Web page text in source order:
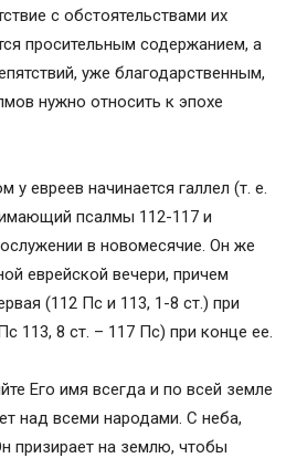
с обстоятельствами их
просительным содержанием, а
уже благодарственным,
нужно относить к эпохе
евреев начинается галлел (т. е.
псалмы 112-117 и
в новомесячие. Он же
еврейской вечери, причем
(112 Пс и 113, 1-8 ст.) при
113, 8 ст. – 117 Пс) при конце ее.
Его имя всегда и по всей земле
над всеми народами. С неба,
призирает на землю, чтобы